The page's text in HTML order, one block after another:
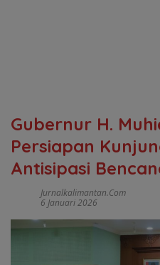
Gubernur H.
Persiapan
Antisipasi
Jurnalkalimantan.com
6 Januari 2026